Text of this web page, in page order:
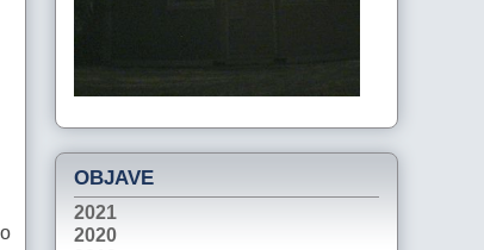
OBJAVE
2021
2020